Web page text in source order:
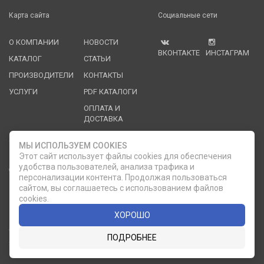
Карта сайта
О КОМПАНИИ
КАТАЛОГ
ПРОИЗВОДИТЕЛИ
УСЛУГИ
НОВОСТИ
СТАТЬИ
КОНТАКТЫ
PDF КАТАЛОГИ
ОПЛАТА И
ДОСТАВКА
Социальные сети
ВКОНТАКТЕ ИНСТАГРАМ
Служба клиентской поддержки
ОБРАТНЫЙ ЗВОНОК phone
8 (812) 335-21-16
8 (812) 335-21-17 7 (911) 947-43-48
© 2007 — 2026 Компания «Мир Посуды». Все права
МЫ ИСПОЛЬЗУЕМ COOKIES
Этот сайт использует файлы cookies для обеспечения
удобства пользователей, анализа трафика и
персонализации контента. Продолжая пользоваться
сайтом, вы соглашаетесь с использованием файлов
cookies.
ХОРОШО
ПОДРОБНЕЕ